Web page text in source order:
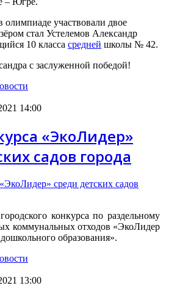
олимпиаде участвовали двое
стал Устелемов Александр
10 класса средней школы № 42.
с заслуженной победой!
14:00
«ЭкоЛидер»
садов города
конкурса по раздельному
коммунальных отходов «ЭкоЛидер
образования».
13:00